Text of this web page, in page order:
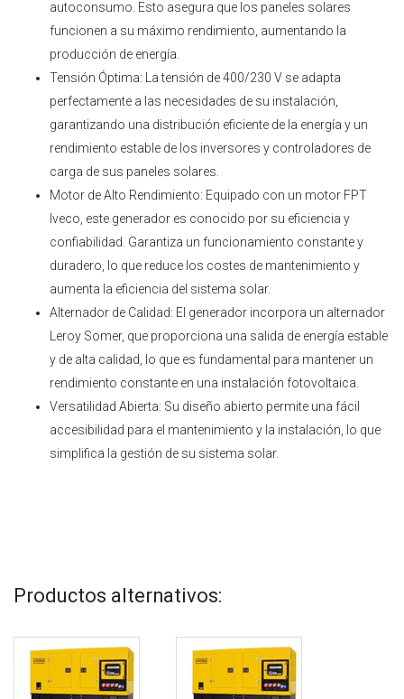
autoconsumo. Esto asegura que los paneles solares
funcionen a su máximo rendimiento, aumentando la
producción de energía.
Tensión Óptima: La tensión de 400/230 V se adapta
perfectamente a las necesidades de su instalación,
garantizando una distribución eficiente de la energía y un
rendimiento estable de los inversores y controladores de
carga de sus paneles solares.
Motor de Alto Rendimiento: Equipado con un motor FPT
Iveco, este generador es conocido por su eficiencia y
confiabilidad. Garantiza un funcionamiento constante y
duradero, lo que reduce los costes de mantenimiento y
aumenta la eficiencia del sistema solar.
Alternador de Calidad: El generador incorpora un alternador
Leroy Somer, que proporciona una salida de energía estable
y de alta calidad, lo que es fundamental para mantener un
rendimiento constante en una instalación fotovoltaica.
Versatilidad Abierta: Su diseño abierto permite una fácil
accesibilidad para el mantenimiento y la instalación, lo que
simplifica la gestión de su sistema solar.
Productos alternativos: